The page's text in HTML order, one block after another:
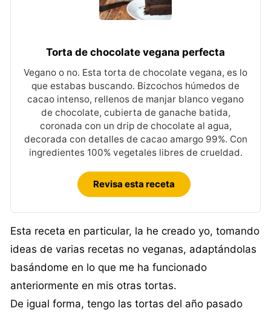
Torta de chocolate vegana perfecta
Vegano o no. Esta torta de chocolate vegana, es lo
que estabas buscando. Bizcochos húmedos de
cacao intenso, rellenos de manjar blanco vegano
de chocolate, cubierta de ganache batida,
coronada con un drip de chocolate al agua,
decorada con detalles de cacao amargo 99%. Con
ingredientes 100% vegetales libres de crueldad.
Revisa esta receta
Esta receta en particular, la he creado yo, tomando
ideas de varias recetas no veganas, adaptándolas
basándome en lo que me ha funcionado
anteriormente en mis otras tortas.
De igual forma, tengo las tortas del año pasado